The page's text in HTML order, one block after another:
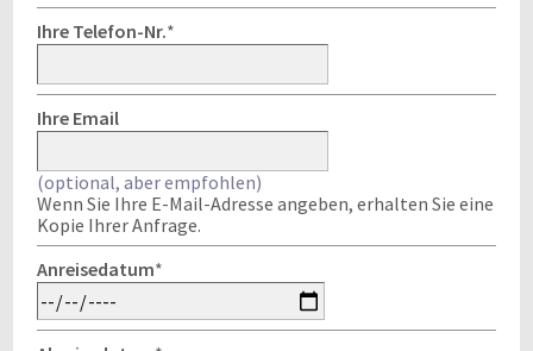
Ihre Telefon-Nr.*
Ihre Email
(optional, aber empfohlen)
Wenn Sie Ihre E-Mail-Adresse angeben, erhalten Sie eine
Kopie Ihrer Anfrage.
Anreisedatum*